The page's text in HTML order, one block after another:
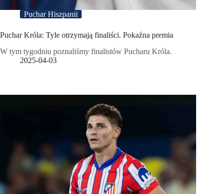
Puchar Hiszpanii
Puchar Króla: Tyle otrzymają finaliści. Pokaźna premia
W tym tygodniu poznaliśmy finalistów Pucharu Króla.
2025-04-03